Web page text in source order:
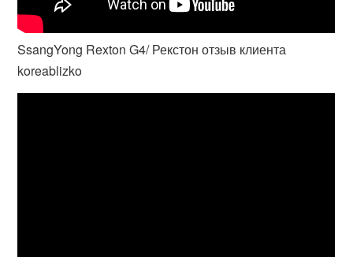
SsangYong Rexton G4/ Рекстон отзыв клиента
koreablizko